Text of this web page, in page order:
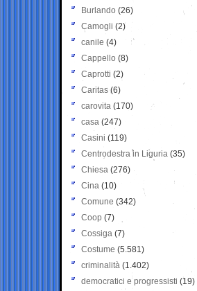
Burlando (26)
Camogli (2)
canile (4)
Cappello (8)
Caprotti (2)
Caritas (6)
carovita (170)
casa (247)
Casini (119)
Centrodestra in Liguria (35)
Chiesa (276)
Cina (10)
Comune (342)
Coop (7)
Cossiga (7)
Costume (5.581)
criminalità (1.402)
democratici e progressisti (19)